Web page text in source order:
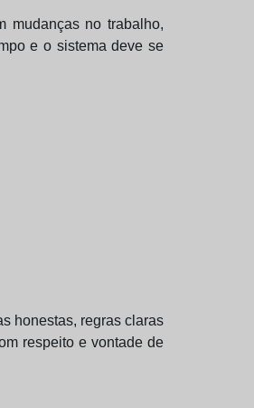
mudanças no trabalho,
e o sistema deve se
honestas, regras claras
respeito e vontade de